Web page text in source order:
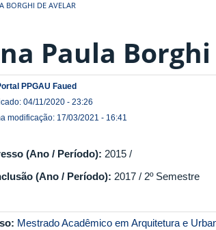
BORGHI DE AVELAR
Paula
PPGAU Faued
04/11/2020 - 23:26
modificação: 17/03/2021 - 16:41
(Ano / Período): 2015 /
(Ano / Período): 2017 / 2º Semestre
Mestrado Acadêmico em Arquitetura e